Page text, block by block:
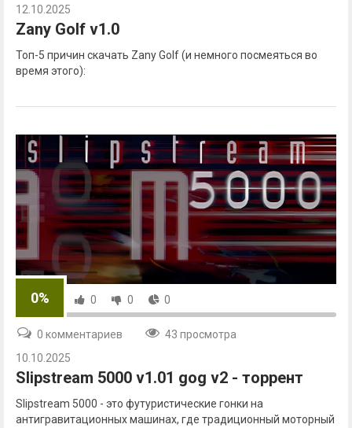
12.10.2025
Zany Golf v1.0
Топ-5 причин скачать Zany Golf (и немного посмеяться во
время этого):
0% 0 0 0
0 комментариев
43 просмотра
10.10.2025
Slipstream 5000 v1.01 gog v2 - торрент
Slipstream 5000 - это футуристические гонки на
антигравитационных машинах, где традиционный моторный